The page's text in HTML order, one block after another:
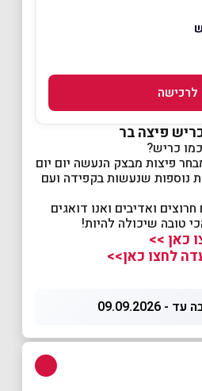
לרכישה
פיצה בר
כריש?
פיצות מבצק הנעשה יום יום
נוספות שנעשות בקפידה ועם
ואדיבים ואנו דואגים
טובה שיכולה להיות!
כאן >>
לחצו כאן>>